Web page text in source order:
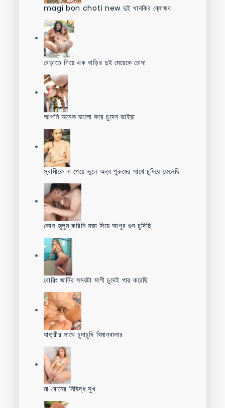
magi bon choti new দুই খানকির ব্লোজব
বেড়াতে গিয়ে এক বাড়ির দুই মেয়েকে চোদা
আপনি অনেক ভালো করে চুদেন ভাইয়া
স্বামীকে না পেয়ে ভুলে অন্য পুরুষের সাথে চুদিয়ে ফেলেছি
কোন জুলুম করিনি মজা দিয়ে আপুর গুদ চুদিছি
বোরিং জার্নির সময়টা মাগী চুদেই পার করেছি
যাত্রীর সাথে চুদাচুদি বিমানবালার
মা বোনের নিষিদ্ধ সুখ